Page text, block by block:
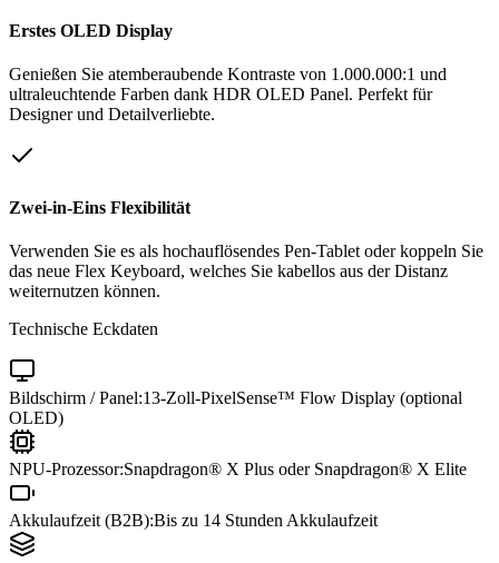
Erstes OLED Display
Genießen Sie atemberaubende Kontraste von 1.000.000:1 und
ultraleuchtende Farben dank HDR OLED Panel. Perfekt für
Designer und Detailverliebte.
Zwei-in-Eins Flexibilität
Verwenden Sie es als hochauflösendes Pen-Tablet oder koppeln Sie
das neue Flex Keyboard, welches Sie kabellos aus der Distanz
weiternutzen können.
Technische Eckdaten
Bildschirm / Panel:13-Zoll-PixelSense™ Flow Display (optional
OLED)
NPU-Prozessor:Snapdragon® X Plus oder Snapdragon® X Elite
Akkulaufzeit (B2B):Bis zu 14 Stunden Akkulaufzeit